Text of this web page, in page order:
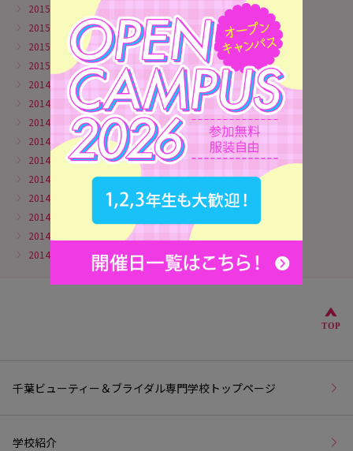
2015年5月
2015年4月
2015年3月
2015年2月
2014年11月
2014年10月
2014年9月
2014年8月
2014年7月
2014年6月
2014年5月
2014年4月
2014年3月
2014年2月
こ
TOP
千葉ビューティー＆ブライダル専門学校トップページ
学校紹介